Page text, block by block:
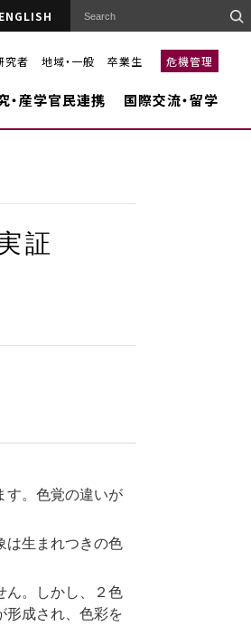
ENGLISH
究者 地域・一般 卒業生 危機管理
・産学官民連携 国際交流・留学
証
す。色覚の違いが
は生まれつきの色
ん。しかし、２色
形成され、色彩を